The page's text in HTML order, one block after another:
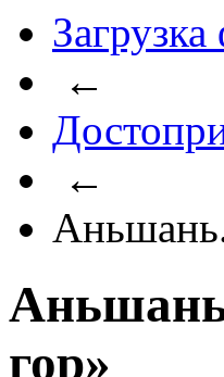
Загрузка
←
←
гор»